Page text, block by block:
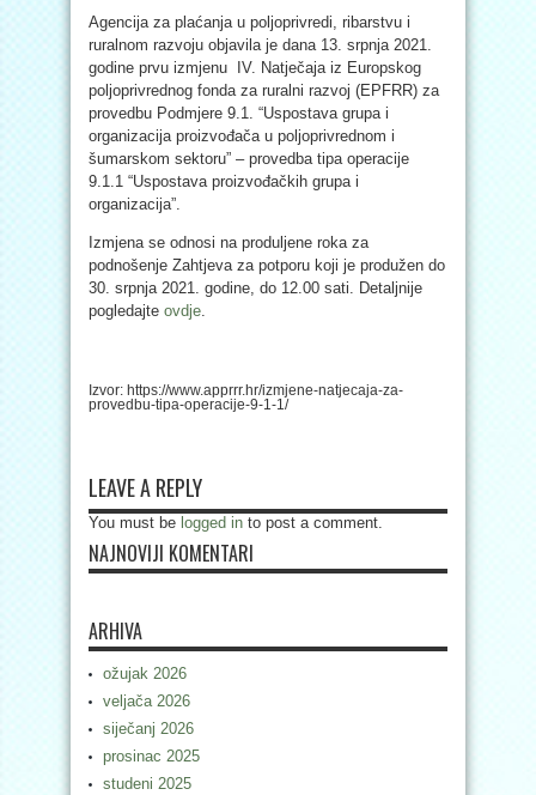
Agencija za plaćanja u poljoprivredi, ribarstvu i
ruralnom razvoju objavila je dana 13. srpnja 2021.
godine prvu izmjenu IV. Natječaja iz Europskog
poljoprivrednog fonda za ruralni razvoj (EPFRR) za
provedbu Podmjere 9.1. “Uspostava grupa i
organizacija proizvođača u poljoprivrednom i
šumarskom sektoru” – provedba tipa operacije
9.1.1 “Uspostava proizvođačkih grupa i
organizacija”.
Izmjena se odnosi na produljene roka za
podnošenje Zahtjeva za potporu koji je produžen do
30. srpnja 2021. godine, do 12.00 sati. Detaljnije
pogledajte ovdje.
Izvor: https://www.apprrr.hr/izmjene-natjecaja-za-
provedbu-tipa-operacije-9-1-1/
LEAVE A REPLY
You must be logged in to post a comment.
NAJNOVIJI KOMENTARI
ARHIVA
ožujak 2026
veljača 2026
siječanj 2026
prosinac 2025
studeni 2025